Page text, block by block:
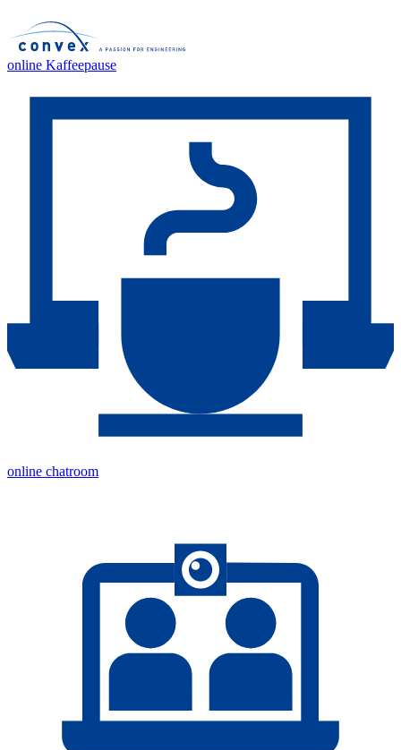
online Kaffeepause
online chatroom